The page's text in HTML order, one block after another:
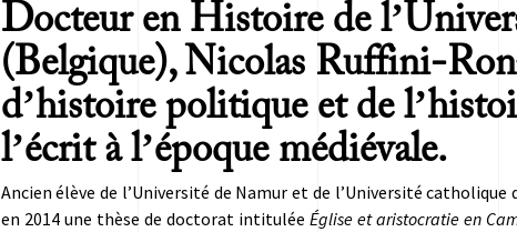
Docteur en Histoire de
(Belgique), Nicolas Ruffini-
d’histoire politique et de
l’écrit à l’époque médiévale.
Ancien élève de l’Université de Namur et de l’Université
en 2014 une thèse de doctorat intitulée Église et aristocratie en